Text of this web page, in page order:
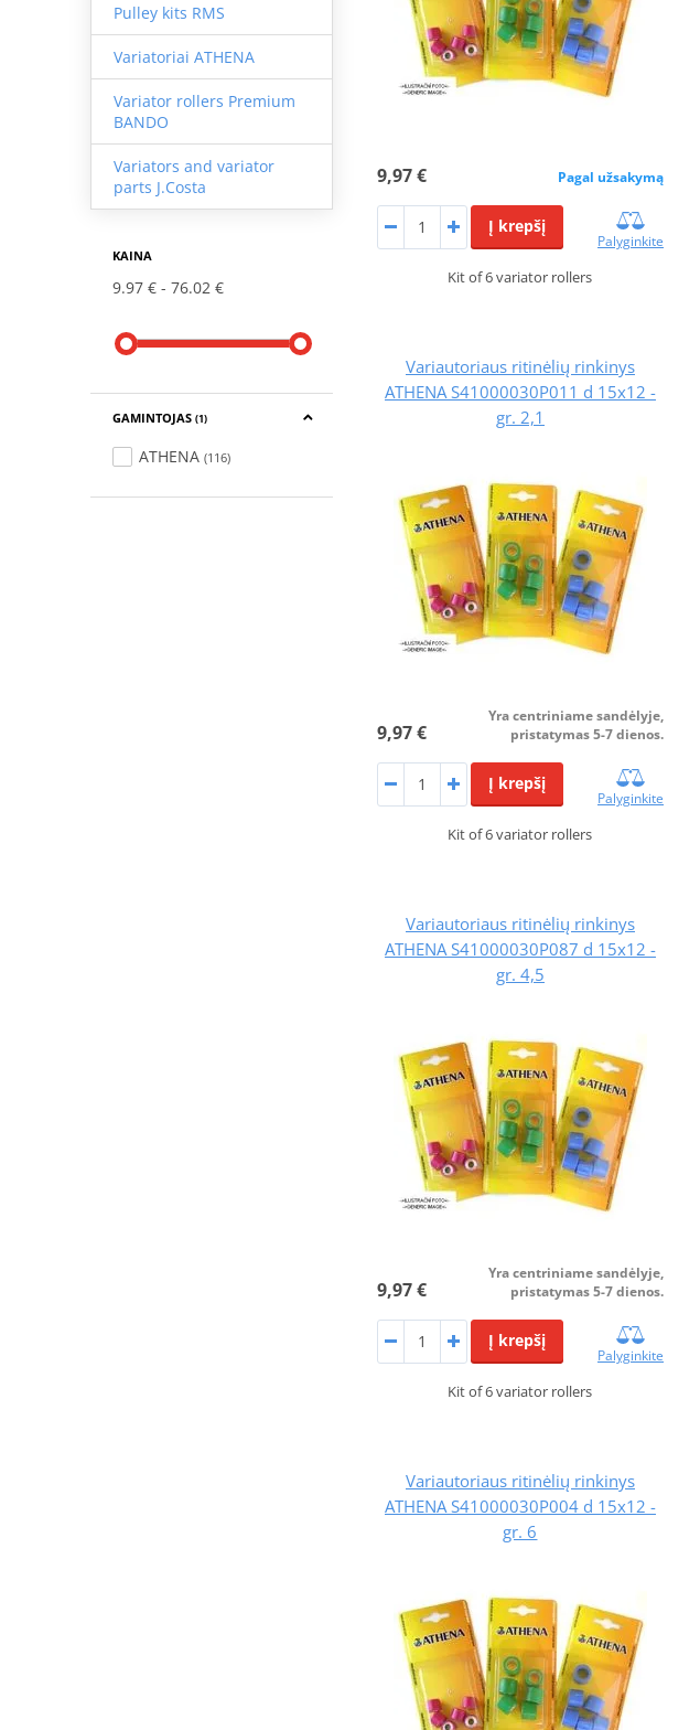
Pulley kits RMS
Variatoriai ATHENA
Variator rollers Premium
BANDO
Variators and variator
parts J.Costa
KAINA
9.97 € 76.02 €
GAMINTOJAS (1)
ATHENA (116)
9,97 € Pagal užsakymą
Į krepšį
Palyginkite
Kit of 6 variator rollers
Variautoriaus ritinėlių rinkinys
ATHENA S41000030P011 d 15x12 -
gr. 2,1
9,97 €
Yra centriniame sandėlyje,
pristatymas 5-7 dienos.
Į krepšį
Palyginkite
Kit of 6 variator rollers
Variautoriaus ritinėlių rinkinys
ATHENA S41000030P087 d 15x12 -
gr. 4,5
9,97 €
Yra centriniame sandėlyje,
pristatymas 5-7 dienos.
Į krepšį
Palyginkite
Kit of 6 variator rollers
Variautoriaus ritinėlių rinkinys
ATHENA S41000030P004 d 15x12 -
gr. 6